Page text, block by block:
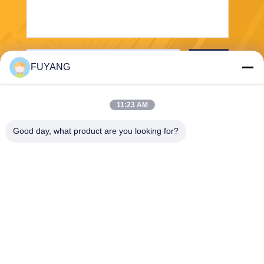
FUYANG
11:23 AM
Good day, what product are you looking for?